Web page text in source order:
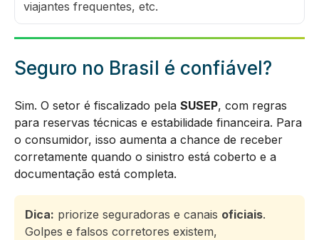
viajantes frequentes, etc.
Seguro no Brasil é confiável?
Sim. O setor é fiscalizado pela SUSEP, com regras
para reservas técnicas e estabilidade financeira. Para
o consumidor, isso aumenta a chance de receber
corretamente quando o sinistro está coberto e a
documentação está completa.
Dica: priorize seguradoras e canais oficiais.
Golpes e falsos corretores existem,